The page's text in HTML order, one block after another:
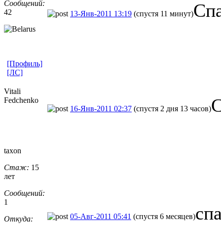
Сообщений:
42
13-Янв-2011 13:19 (спустя 11 минут)
[Профиль]
[ЛС]
Vitali
Fedchenko
16-Янв-2011 02:37 (спустя 2 дня 13 часов)
taxon
Стаж: 15
лет
Сообщений:
1
Откуда:
05-Авг-2011 05:41 (спустя 6 месяцев)